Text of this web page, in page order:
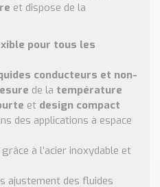
et dispose de la
pour tous les
conducteurs et non-
de la température
et design compact
des applications à espace
grâce à l’acier inoxydable et
ajustement des fluides